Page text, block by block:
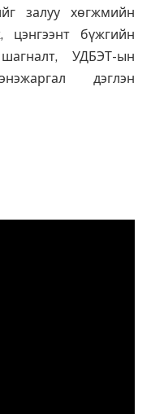
залуу хөгжмийн
цэнгээнт бүжгийн
УДБЭТ-ын
дэглэн